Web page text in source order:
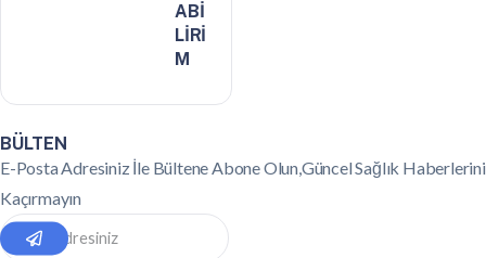
ABİ
LİRİ
M
BÜLTEN
E-Posta Adresiniz İle Bültene Abone Olun,Güncel Sağlık Haberlerini
Kaçırmayın